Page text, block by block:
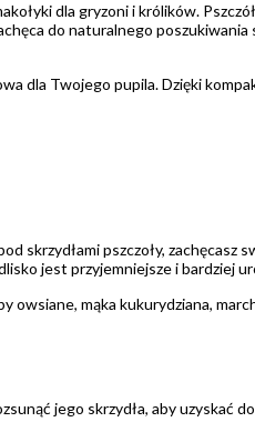
dla gryzoni i królików.
do naturalnego poszukiwania
dla Twojego pupila. Dzięki
skrzydłami pszczoły, zachęcasz
jest przyjemniejsze i bardziej
mąka kukurydziana,
jego skrzydła, aby uzyskać